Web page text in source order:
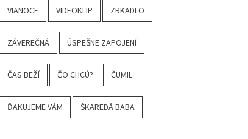
VIANOCE VIDEOKLIP ZRKADLO
ZÁVEREČNÁ ÚSPEŠNE ZAPOJENÍ
ČAS BEŽÍ ČO CHCÚ? ČUMIL
ĎAKUJEME VÁM ŠKAREDÁ BABA